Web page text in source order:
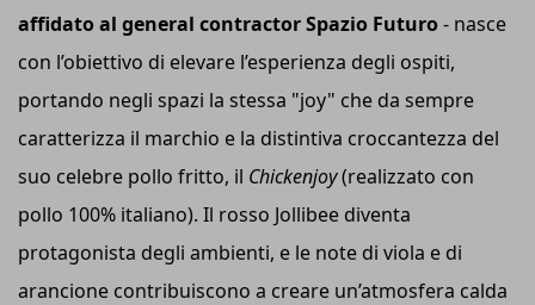
affidato al general contractor Spazio Futuro- nasce
con l’obiettivo di elevare l’esperienza degli ospiti,
portando negli spazi la stessa "joy" che da sempre
caratterizza il marchio e la distintiva croccantezza del
suo celebre pollo fritto, il Chickenjoy(realizzato con
pollo 100% italiano). Il rosso Jollibee diventa
protagonista degli ambienti, e le note di viola e di
arancione contribuiscono a creare un’atmosfera calda